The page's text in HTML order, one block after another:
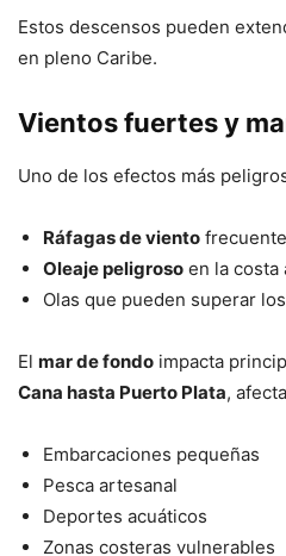
Estos descensos pueden
en pleno Caribe.
Vientos fuertes y
Uno de los efectos más
Ráfagas de viento
Oleaje peligroso en la costa
Olas que pueden superar los
El mar de fondo impacta
Cana hasta Puerto Plata,
Embarcaciones pequeñas
Pesca artesanal
Deportes acuáticos
Zonas costeras vulnerables